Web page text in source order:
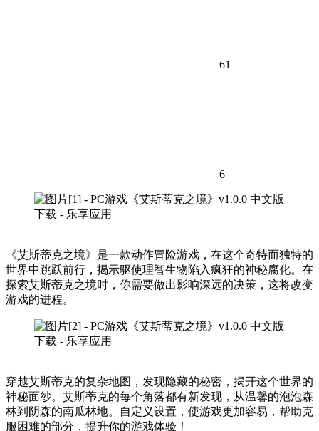
61
6
《艾斯蒂克之境》是一款动作冒险游戏，在这个奇特而独特的
世界中跳跃前行，揭示驱使理智生物陷入疯狂的神秘腐化。在
探索艾斯蒂克之境时，你需要做出影响深远的决策，这将改变
游戏的进程。
穿越艾斯蒂克的复杂地图，发现隐藏的秘密，揭开这个世界的
神秘面纱。艾斯蒂克的每个角落都有新发现，从温馨的泡泡森
林到阴森的南瓜林地。自定义设置，使游戏更加容易，帮助克
服困难的部分，提升你的游戏体验！